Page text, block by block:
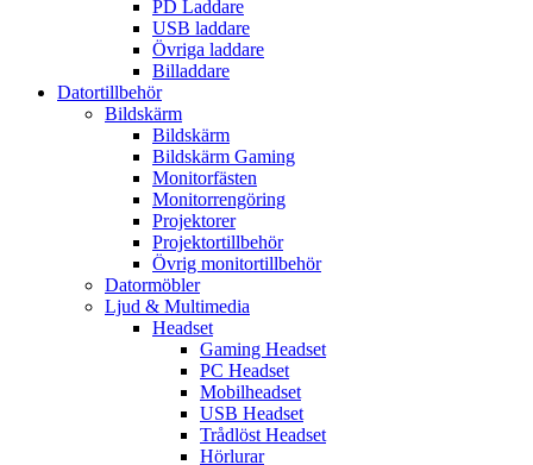
PD Laddare
USB laddare
Övriga laddare
Billaddare
Datortillbehör
Bildskärm
Bildskärm
Bildskärm Gaming
Monitorfästen
Monitorrengöring
Projektorer
Projektortillbehör
Övrig monitortillbehör
Datormöbler
Ljud & Multimedia
Headset
Gaming Headset
PC Headset
Mobilheadset
USB Headset
Trådlöst Headset
Hörlurar